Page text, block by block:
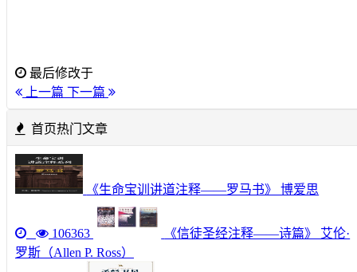
最后修改于
上一篇 下一篇
首页热门文章
《生命宝训讲道注释——罗马书》 博爱思
106363
《信徒圣经注释——诗篇》 艾伦·
罗斯（Allen P. Ross）